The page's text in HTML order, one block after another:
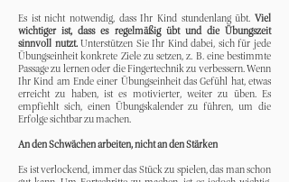
Es ist nicht notwendig, dass Ihr Kind stundenlang übt. Viel
wichtiger ist, dass es regelmäßig übt und die Übungszeit
sinnvoll nutzt.Unterstützen Sie Ihr Kind dabei, sich für jede
Übungseinheit konkrete Ziele zu setzen, z. B. eine bestimmte
Passage zu lernen oder die Fingertechnik zu verbessern. Wenn
Ihr Kind am Ende einer Übungseinheit das Gefühl hat, etwas
erreicht zu haben, ist es motivierter, weiter zu üben. Es
empfiehlt sich, einen Übungskalender zu führen, um die
Erfolge sichtbar zu machen.
An den Schwächen arbeiten, nicht an den Stärken
Es ist verlockend, immer das Stück zu spielen, das man schon